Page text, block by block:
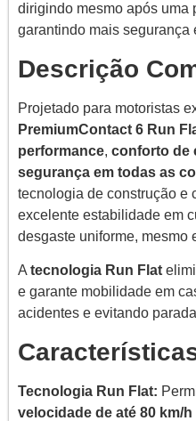
dirigindo mesmo após uma
garantindo mais segurança
Descrição
Projetado para motoristas
PremiumContact 6 Run
performance, conforto de
segurança em todas as
tecnologia de construção e
excelente estabilidade em
desgaste uniforme, mesmo
A tecnologia Run Flat
e garante mobilidade em
acidentes e evitando
Tecnologia Run Flat:
velocidade de até 80 km/h